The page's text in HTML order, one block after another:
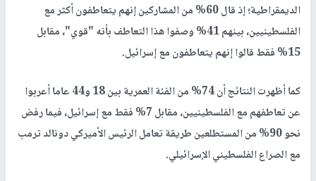
الديمقراطية؛ إذ قال 60% من المشاركين إنهم يتعاطفون أكثر مع
الفلسطينيين، بينهم 41% وصفوا هذا التعاطف بأنه "قوي"، مقابل
15% فقط قالوا إنهم يتعاطفون مع إسرائيل.
كما أظهرت النتائج أن 74% من الفئة العمرية بين 18 و44 عاما أعربوا
عن تعاطفهم مع الفلسطينيين، مقابل 7% فقط مع إسرائيل، فيما رفض
نحو 90% من المستطلعين طريقة تعامل الرئيس الأميركي دونالد ترمب
مع الصراع الفلسطيني الإسرائيلي.